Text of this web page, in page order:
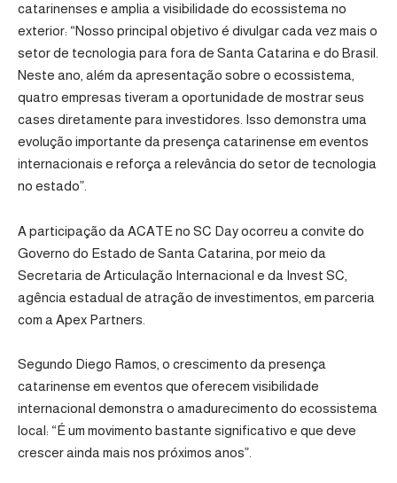
catarinenses e amplia a visibilidade do ecossistema no
exterior: “Nosso principal objetivo é divulgar cada vez mais o
setor de tecnologia para fora de Santa Catarina e do Brasil.
Neste ano, além da apresentação sobre o ecossistema,
quatro empresas tiveram a oportunidade de mostrar seus
cases diretamente para investidores. Isso demonstra uma
evolução importante da presença catarinense em eventos
internacionais e reforça a relevância do setor de tecnologia
no estado”.
A participação da ACATE no SC Day ocorreu a convite do
Governo do Estado de Santa Catarina, por meio da
Secretaria de Articulação Internacional e da Invest SC,
agência estadual de atração de investimentos, em parceria
com a Apex Partners.
Segundo Diego Ramos, o crescimento da presença
catarinense em eventos que oferecem visibilidade
internacional demonstra o amadurecimento do ecossistema
local: “É um movimento bastante significativo e que deve
crescer ainda mais nos próximos anos”.